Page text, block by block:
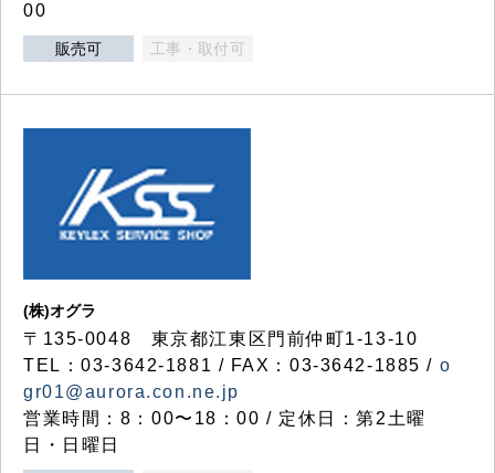
00
販売可 工事・取付可
(株)オグラ
〒135-0048 東京都江東区門前仲町1-13-10
TEL：03-3642-1881 / FAX：03-3642-1885 / o
gr01@aurora.con.ne.jp
営業時間：8：00〜18：00 / 定休日：第2土曜
日・日曜日